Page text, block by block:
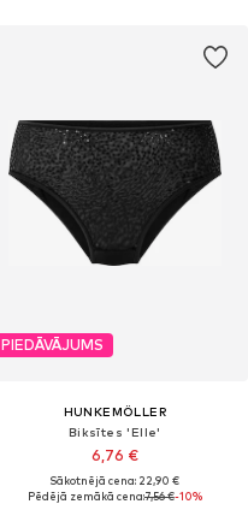
PIEDĀVĀJUMS
HUNKEMÖLLER
Biksītes 'Elle'
6,76 €
Sākotnējā cena: 22,90 €
Pēdējā zemākā cena:7,56 €-10%